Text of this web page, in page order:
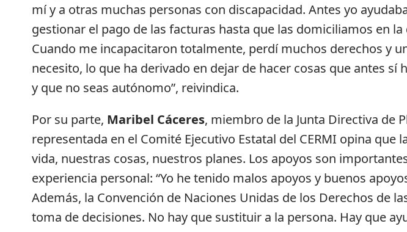
mí y a otras muchas personas con discapacidad. Antes yo
gestionar el pago de las facturas hasta que las domiciliamos en
Cuando me incapacitaron totalmente, perdí muchos derechos y
necesito, lo que ha derivado en dejar de hacer cosas que antes
y que no seas autónomo”, reivindica.
Por su parte, Maribel Cáceres, miembro de la Junta Directiva de
representada en el Comité Ejecutivo Estatal del CERMI opina
vida, nuestras cosas, nuestros planes. Los apoyos son
experiencia personal: “Yo he tenido malos apoyos y buenos
Además, la Convención de Naciones Unidas de los Derechos de
toma de decisiones. No hay que sustituir a la persona. Hay que